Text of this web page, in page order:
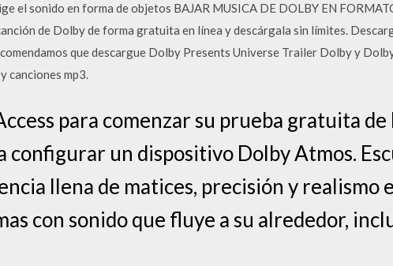
el sonido en forma de objetos BAJAR MUSICA DE DOLBY EN
de Dolby de forma gratuita en línea y descárgala sin límites.
que descargue Dolby Presents Universe Trailer Dolby y
canciones mp3.
para comenzar su prueba gratuita
configurar un dispositivo Dolby Atmos.
llena de matices, precisión y realismo
con sonido que fluye a su alrededor,